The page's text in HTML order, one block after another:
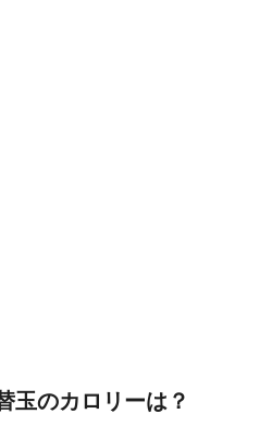
玉のカロリーは？